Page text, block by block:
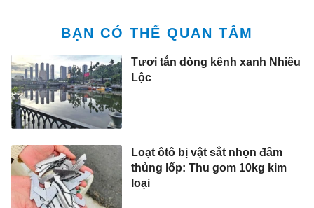
BẠN CÓ THỂ QUAN TÂM
Tươi tắn dòng kênh xanh Nhiêu
Lộc
Loạt ôtô bị vật sắt nhọn đâm
thủng lốp: Thu gom 10kg kim
loại